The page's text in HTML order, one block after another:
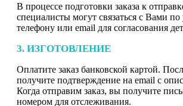
В процессе подготовки заказа к
специалисты могут связаться с Вами по
телефону или email для согласования
3. ИЗГОТОВЛЕНИЕ
Оплатите заказ банковской картой.
получите подтверждение на email с
Когда отправим заказ, вы получите
номером для отслеживания.